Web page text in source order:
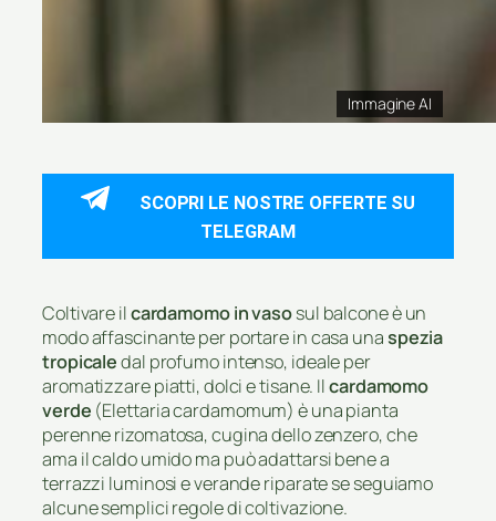
Immagine AI
SCOPRI LE NOSTRE OFFERTE SU
TELEGRAM
Coltivare ilcardamomo in vasosul balcone è un
modo affascinante per portare in casa unaspezia
tropicaledal profumo intenso, ideale per
aromatizzare piatti, dolci e tisane. Ilcardamomo
verde (Elettaria cardamomum) è una pianta
perenne rizomatosa, cugina dello zenzero, che
ama il caldo umido ma può adattarsi bene a
terrazzi luminosi e verande riparate se seguiamo
alcune semplici regole di coltivazione.